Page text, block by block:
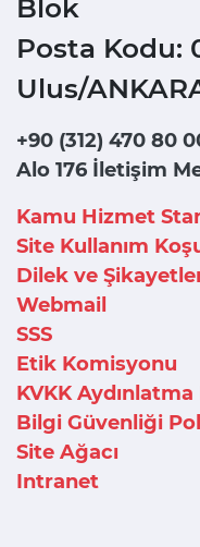
Blok
Posta Kodu:
Ulus/
+90 (312) 470 80
Alo 176 İletişim
Kamu Hizmet
Site Kullanım
Dilek ve
Webmail
SSS
Etik Komisyonu
KVKK
Bilgi Güvenliği
Site Ağacı
Intranet